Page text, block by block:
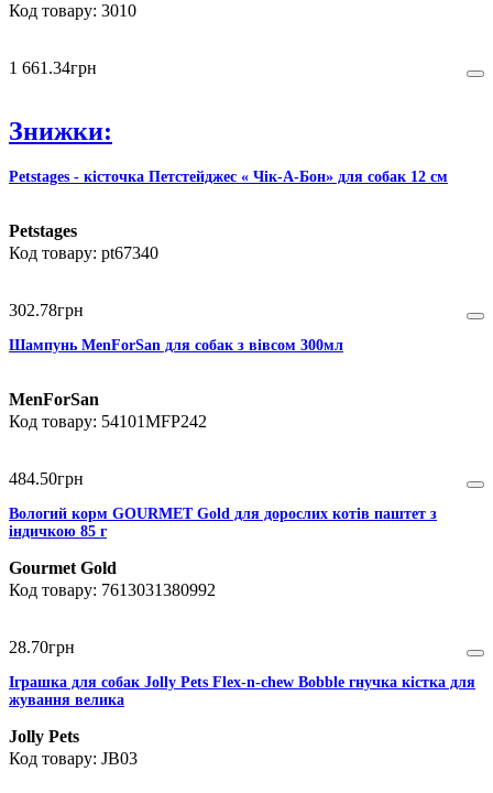
3010
1 661 .34грн
Знижки:
Petstages - кісточка Петстейджес « Чік-А-Бон» для собак 12 см
Petstages
pt67340
302.78грн
Шампунь MenForSan для собак з вівсом 300мл
MenForSan
54101MFP242
484.50грн
Вологий корм GOURMET Gold для дорослих котів паштет з
індичкою 85 г
Gourmet Gold
7613031380992
28.70грн
Іграшка для собак Jolly Pets Flex-n-chew Bobble гнучка кістка для
жування велика
Jolly Pets
JB03